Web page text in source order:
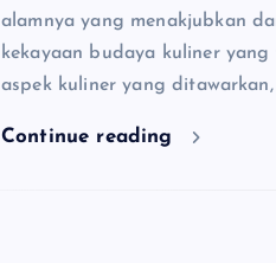
alamnya yang menakjubkan
kekayaan budaya kuliner
aspek kuliner yang
Continue reading